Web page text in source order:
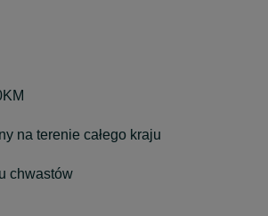
na terenie całego kraju
chwastów